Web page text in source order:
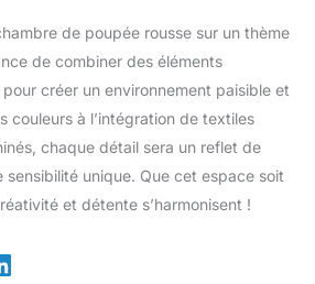
de poupée rousse sur un thème
de combiner des éléments
créer un environnement paisible et
couleurs à l’intégration de textiles
chaque détail sera un reflet de
unique. Que cet espace soit
et détente s’harmonisent !